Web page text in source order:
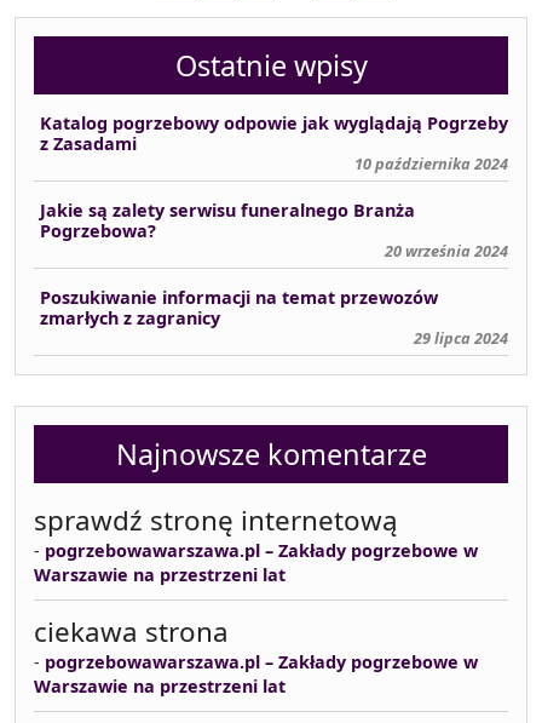
Ostatnie wpisy
Katalog pogrzebowy odpowie jak wyglądają Pogrzeby
z Zasadami
10 października 2024
Jakie są zalety serwisu funeralnego Branża
Pogrzebowa?
20 września 2024
Poszukiwanie informacji na temat przewozów
zmarłych z zagranicy
29 lipca 2024
Najnowsze komentarze
sprawdź stronę internetową
- pogrzebowawarszawa.pl – Zakłady pogrzebowe w
Warszawie na przestrzeni lat
ciekawa strona
- pogrzebowawarszawa.pl – Zakłady pogrzebowe w
Warszawie na przestrzeni lat